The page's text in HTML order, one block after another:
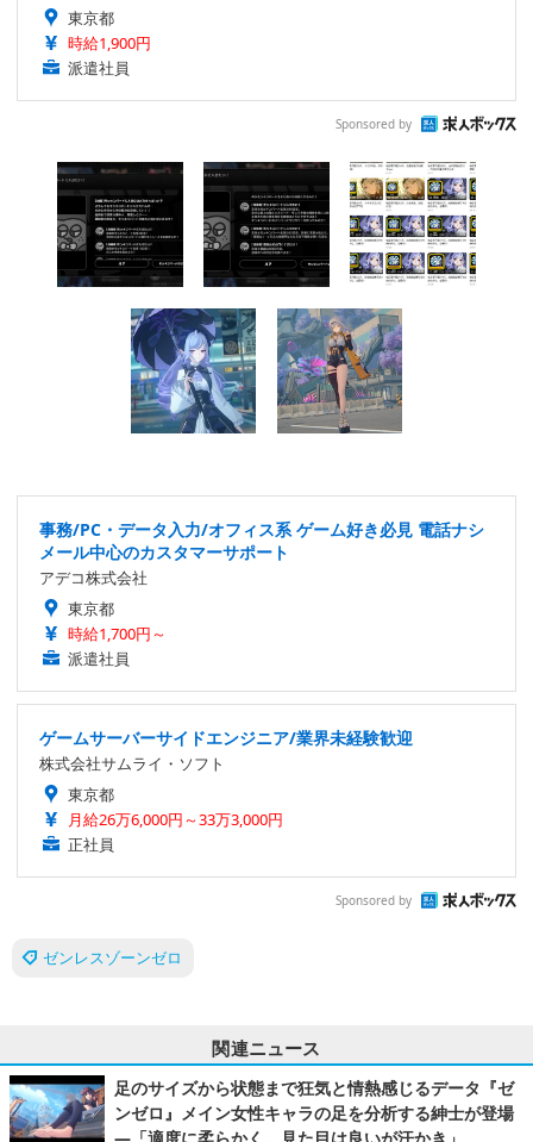
東京都
時給1,900円
派遣社員
Sponsored by
事務/PC・データ入力/オフィス系 ゲーム好き必見 電話ナシ
メール中心のカスタマーサポート
アデコ株式会社
東京都
時給1,700円～
派遣社員
ゲームサーバーサイドエンジニア/業界未経験歓迎
株式会社サムライ・ソフト
東京都
月給26万6,000円～33万3,000円
正社員
Sponsored by
ゼンレスゾーンゼロ
関連ニュース
足のサイズから状態まで狂気と情熱感じるデータ『ゼ
ンゼロ』メイン女性キャラの足を分析する紳士が登場